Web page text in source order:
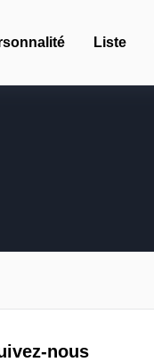
Liste
nous